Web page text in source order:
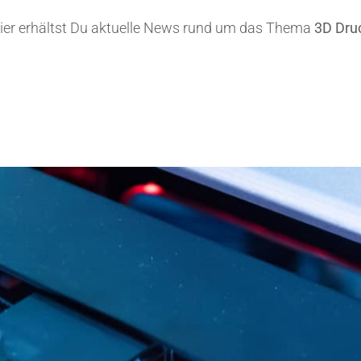
erhältst Du aktuelle News rund um das Thema 3D